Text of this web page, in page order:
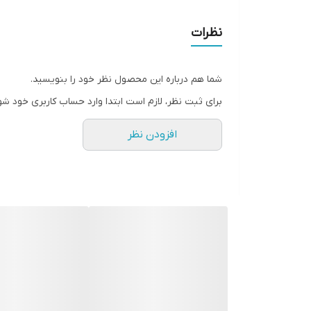
نظرات
شما هم درباره این محصول نظر خود را بنویسید.
برای ثبت نظر، لازم است ابتدا وارد حساب کاربری خود
افزودن نظر